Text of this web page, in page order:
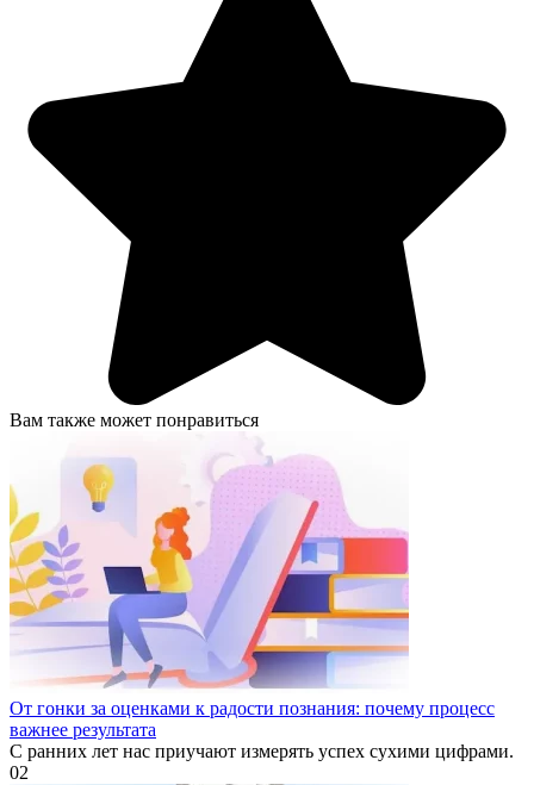
Вам также может понравиться
От гонки за оценками к радости познания: почему процесс
важнее результата
С ранних лет нас приучают измерять успех сухими цифрами.
02